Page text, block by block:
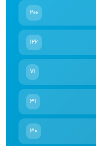
200
126
71
31
30